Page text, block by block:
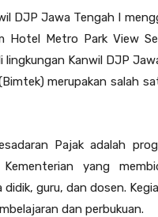
DJP Jawa Tengah I
Hotel Metro Park View
lingkungan Kanwil DJP
merupakan salah
Pajak adalah
yang
guru, dan dosen.
dan perbukuan.